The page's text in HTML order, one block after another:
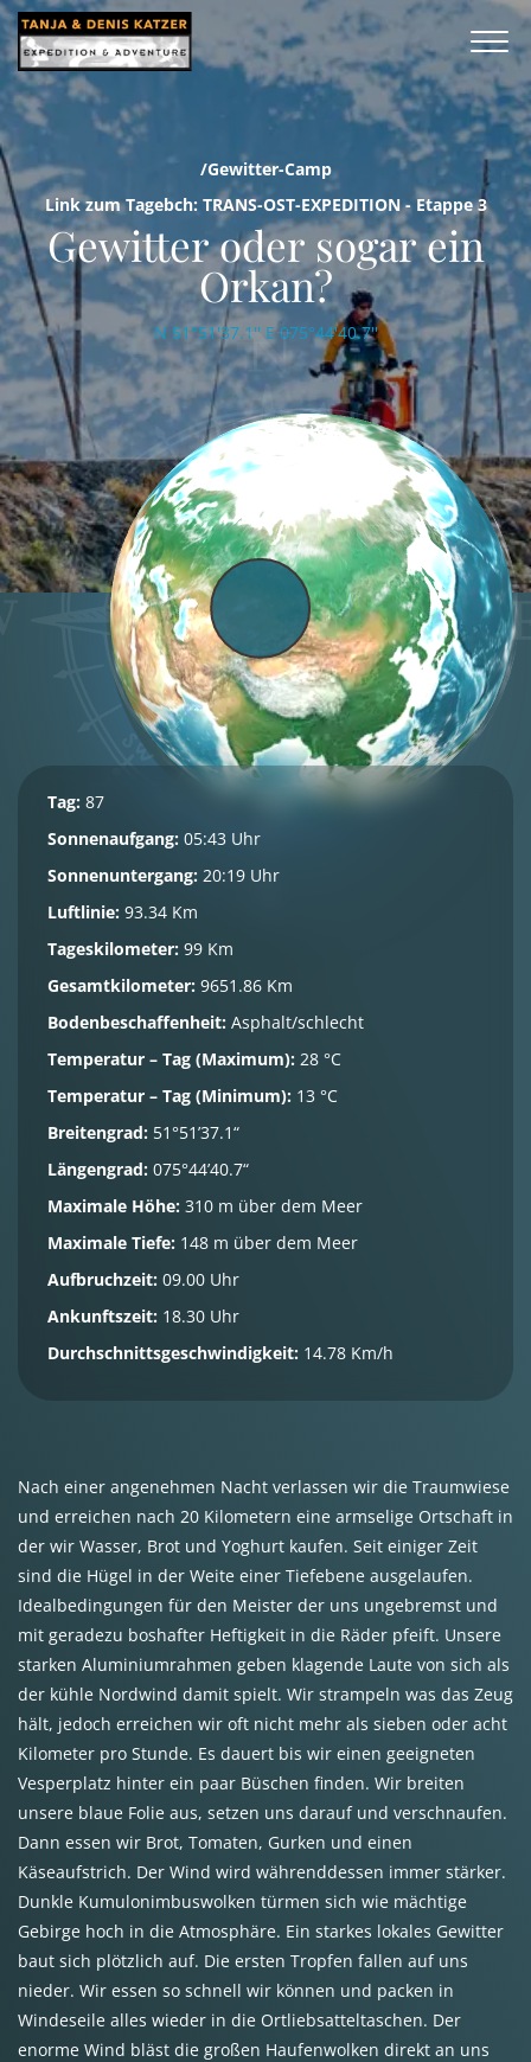
/Gewitter-Camp
Link zum Tagebch: TRANS-OST-EXPEDITION - Etappe 3
Gewitter oder sogar ein
Orkan?
N 51°51'37.1'' E 075°44'40.7''
Tag: 87
Sonnenaufgang: 05:43 Uhr
Sonnenuntergang: 20:19 Uhr
Luftlinie: 93.34 Km
Tageskilometer: 99 Km
Gesamtkilometer: 9651.86 Km
Bodenbeschaffenheit: Asphalt/schlecht
Temperatur – Tag (Maximum): 28 °C
Temperatur – Tag (Minimum): 13 °C
Breitengrad: 51°51’37.1“
Längengrad: 075°44’40.7“
Maximale Höhe: 310 m über dem Meer
Maximale Tiefe: 148 m über dem Meer
Aufbruchzeit: 09.00 Uhr
Ankunftszeit: 18.30 Uhr
Durchschnittsgeschwindigkeit: 14.78 Km/h
Nach einer angenehmen Nacht verlassen wir die Traumwiese
und erreichen nach 20 Kilometern eine armselige Ortschaft in
der wir Wasser, Brot und Yoghurt kaufen. Seit einiger Zeit
sind die Hügel in der Weite einer Tiefebene ausgelaufen.
Idealbedingungen für den Meister der uns ungebremst und
mit geradezu boshafter Heftigkeit in die Räder pfeift. Unsere
starken Aluminiumrahmen geben klagende Laute von sich als
der kühle Nordwind damit spielt. Wir strampeln was das Zeug
hält, jedoch erreichen wir oft nicht mehr als sieben oder acht
Kilometer pro Stunde. Es dauert bis wir einen geeigneten
Vesperplatz hinter ein paar Büschen finden. Wir breiten
unsere blaue Folie aus, setzen uns darauf und verschnaufen.
Dann essen wir Brot, Tomaten, Gurken und einen
Käseaufstrich. Der Wind wird währenddessen immer stärker.
Dunkle Kumulonimbuswolken türmen sich wie mächtige
Gebirge hoch in die Atmosphäre. Ein starkes lokales Gewitter
baut sich plötzlich auf. Die ersten Tropfen fallen auf uns
nieder. Wir essen so schnell wir können und packen in
Windeseile alles wieder in die Ortliebsatteltaschen. Der
enorme Wind bläst die großen Haufenwolken direkt an uns